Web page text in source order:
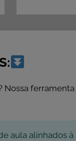
Nossa ferramenta
aula alinhados